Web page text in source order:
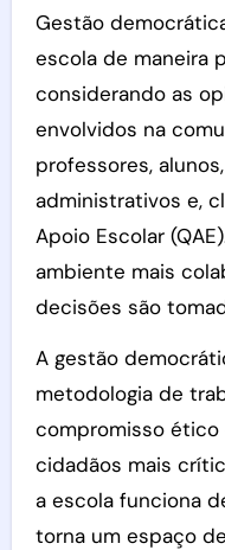
Gestão
escola de maneira
considerando as
envolvidos na
professores,
administrativos e,
Apoio Escolar
ambiente mais
decisões são
A gestão
metodologia de
compromisso ético
cidadãos mais
a escola funciona
torna um espaço